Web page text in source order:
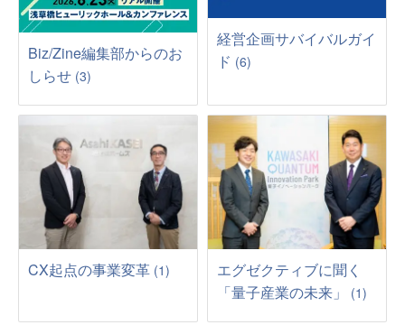
Biz/Zine編集部からのお
しらせ (3)
経営企画サバイバルガイ
ド (6)
CX起点の事業変革 (1)
エグゼクティブに聞く
「量子産業の未来」
(1)